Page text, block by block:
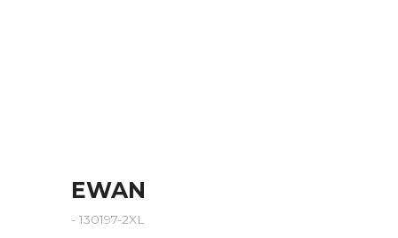
EWAN
- 130197-2XL